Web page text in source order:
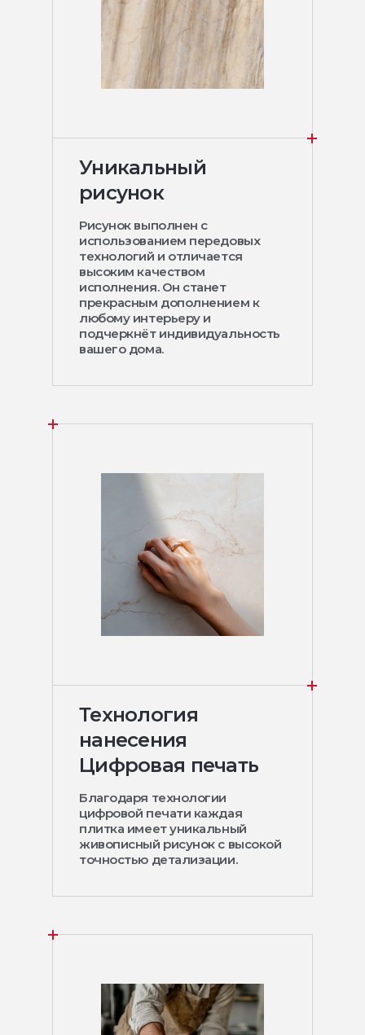
Уникальный
рисунок
Рисунок выполнен с
использованием передовых
технологий и отличается
высоким качеством
исполнения. Он станет
прекрасным дополнением к
любому интерьеру и
подчеркнёт индивидуальность
вашего дома.
Технология
нанесения
Цифровая печать
Благодаря технологии
цифровой печати каждая
плитка имеет уникальный
живописный рисунок с высокой
точностью детализации.